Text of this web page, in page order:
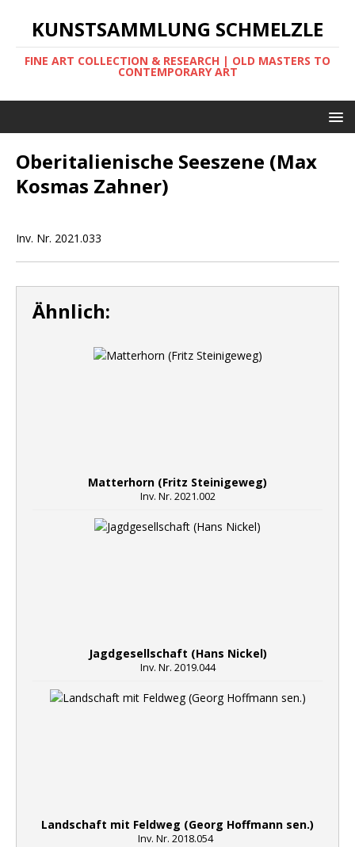
KUNSTSAMMLUNG SCHMELZLE
FINE ART COLLECTION & RESEARCH | OLD MASTERS TO
CONTEMPORARY ART
Oberitalienische Seeszene (Max
Kosmas Zahner)
Inv. Nr. 2021.033
Ähnlich:
Matterhorn (Fritz Steinigeweg)
Inv. Nr. 2021.002
Jagdgesellschaft (Hans Nickel)
Inv. Nr. 2019.044
Landschaft mit Feldweg (Georg Hoffmann sen.)
Inv. Nr. 2018.054